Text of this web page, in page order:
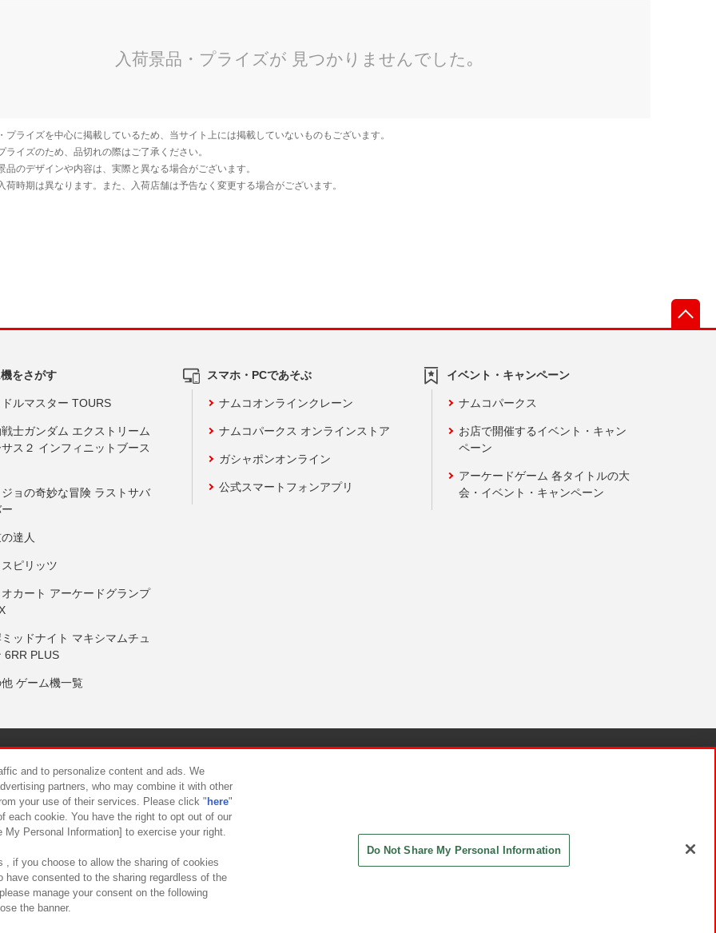
をさがす
ルマスター TOURS
士ガンダム エクストリーム
ス２ インフィニットブース
ョの奇妙な冒険 ラストサバ
達人
ピリッツ
カート アーケードグランプ
ッドナイト マキシマムチュ
6RR PLUS
ゲーム機一覧
スマホ・PCであそぶ
ナムコオンラインクレーン
ナムコパークス オンラインストア
ガシャポンオンライン
公式スマートフォンアプリ
イベント・キャンペーン
ナムコパークス
お店で開催するイベント・キャン
ペーン
アーケードゲーム 各タイトルの大
会・イベント・キャンペーン
について カスタマーハラスメント対応方針
and to personalize content and ads. We
partners, who may combine it with other
your use of their services. Please click " here"
each cookie. You have the right to opt out of our
Personal Information] to exercise your right.
, if you choose to allow the sharing of cookies
have consented to the sharing regardless of the
manage your consent on the following
the banner.
Do Not Share My Personal Information